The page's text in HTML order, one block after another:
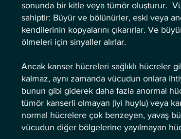
sonunda bir kitle veya tümör oluşturur.
sahiptir: Büyür ve bölünürler, eski veya
kendilerinin kopyalarını çıkarırlar. Ve
ölmeleri için sinyaller alırlar.
Ancak kanser hücreleri sağlıklı hücreler
kalmaz, aynı zamanda vücudun onlara
bunun gibi giderek daha fazla anormal
tümör kanserli olmayan (iyi huylu) veya
normal hücrelere çok benzeyen, yavaş
vücudun diğer bölgelerine yayılmayan